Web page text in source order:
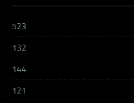
523
132
144
121